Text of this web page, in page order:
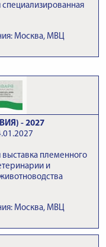
Москва, МВЦ
- 2027
племенного
и
Москва, МВЦ